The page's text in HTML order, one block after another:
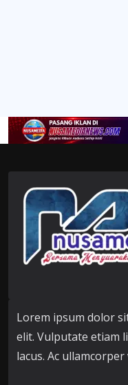
Lorem ipsum dolor
elit. Vulputate etiam
lacus. Ac